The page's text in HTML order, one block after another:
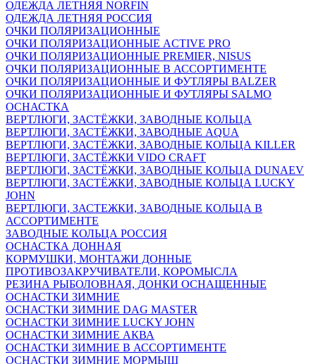
ОДЕЖДА ЛЕТНЯЯ NORFIN
ОДЕЖДА ЛЕТНЯЯ РОССИЯ
ОЧКИ ПОЛЯРИЗАЦИОННЫЕ
ОЧКИ ПОЛЯРИЗАЦИОННЫЕ ACTIVE PRO
ОЧКИ ПОЛЯРИЗАЦИОННЫЕ PREMIER, NISUS
ОЧКИ ПОЛЯРИЗАЦИОННЫЕ В АССОРТИМЕНТЕ
ОЧКИ ПОЛЯРИЗАЦИОННЫЕ И ФУТЛЯРЫ BALZER
ОЧКИ ПОЛЯРИЗАЦИОННЫЕ И ФУТЛЯРЫ SALMO
ОСНАСТКА
ВЕРТЛЮГИ, ЗАСТЁЖКИ, ЗАВОДНЫЕ КОЛЬЦА
ВЕРТЛЮГИ, ЗАСТЁЖКИ, ЗАВОДНЫЕ AQUA
ВЕРТЛЮГИ, ЗАСТЁЖКИ, ЗАВОДНЫЕ КОЛЬЦА KILLER
ВЕРТЛЮГИ, ЗАСТЁЖКИ VIDO CRAFT
ВЕРТЛЮГИ, ЗАСТЁЖКИ, ЗАВОДНЫЕ КОЛЬЦА DUNAEV
ВЕРТЛЮГИ, ЗАСТЁЖКИ, ЗАВОДНЫЕ КОЛЬЦА LUCKY
JOHN
ВЕРТЛЮГИ, ЗАСТЕЖКИ, ЗАВОДНЫЕ КОЛЬЦА В
АССОРТИМЕНТЕ
ЗАВОДНЫЕ КОЛЬЦА РОССИЯ
ОСНАСТКА ДОННАЯ
КОРМУШКИ, МОНТАЖИ ДОННЫЕ
ПРОТИВОЗАКРУЧИВАТЕЛИ, КОРОМЫСЛА
РЕЗИНА РЫБОЛОВНАЯ, ДОНКИ ОСНАЩЕННЫЕ
ОСНАСТКИ ЗИМНИЕ
ОСНАСТКИ ЗИМНИЕ DAG MASTER
ОСНАСТКИ ЗИМНИЕ LUCKY JOHN
ОСНАСТКИ ЗИМНИЕ АКВА
ОСНАСТКИ ЗИМНИЕ В АССОРТИМЕНТЕ
ОСНАСТКИ ЗИМНИЕ МОРМЫШ